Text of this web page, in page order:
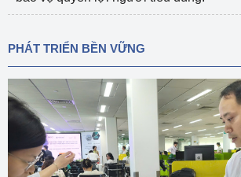
PHÁT TRIỂN BỀN VỮNG